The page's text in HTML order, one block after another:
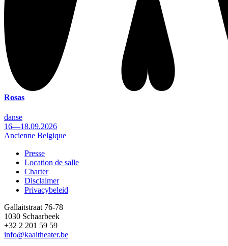
Rosas
danse
16—18.09.2026
Ancienne Belgique
Footer
Presse
Location de salle
Charter
Disclaimer
Privacybeleid
Gallaitstraat 76-78
1030 Schaarbeek
+32 2 201 59 59
info@kaaitheater.be